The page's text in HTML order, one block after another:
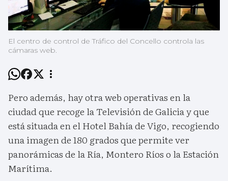
El centro de control de Tráfico del Concello controla las
cámaras web.
Pero además, hay otra web operativas en la
ciudad que recoge la Televisión de Galicia y que
está situada en el Hotel Bahía de Vigo, recogiendo
una imagen de 180 grados que permite ver
panorámicas de la Ría, Montero Ríos o la Estación
Marítima.